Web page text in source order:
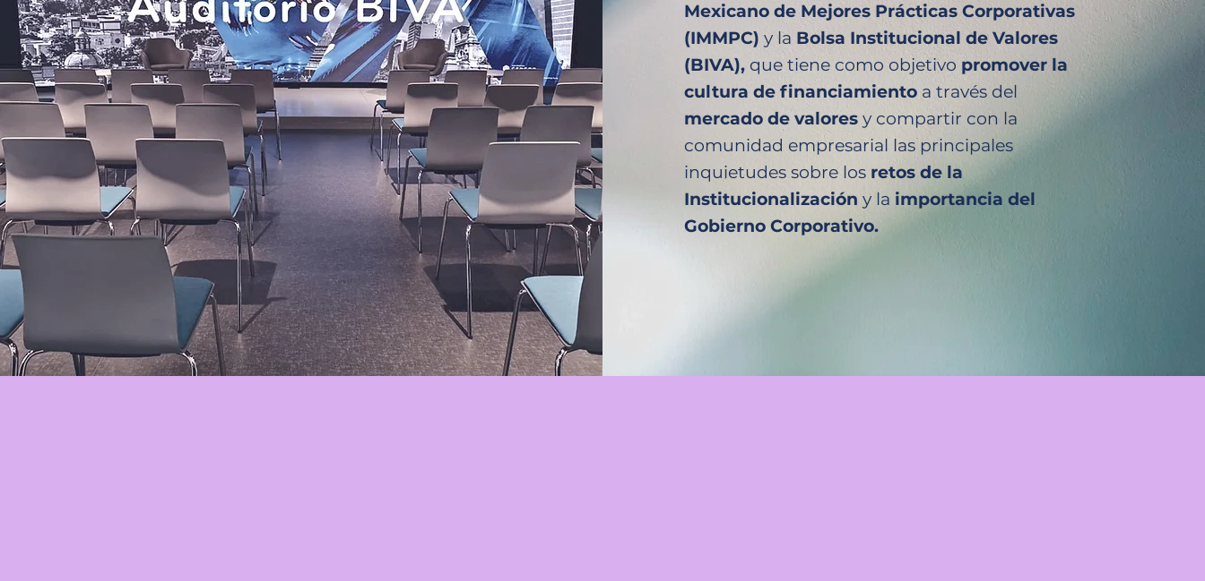
Mexicano de Mejores Prácticas Corporativas
(IMMPC) y laBolsa Institucional de Valores
(BIVA), que tiene como objetivo promover la
cultura de financiamiento a través del
mercado de valores y compartir con la
comunidad empresarial las principales
inquietudes sobre los retos de la
Institucionalización y la importancia del
Gobierno Corporativo.